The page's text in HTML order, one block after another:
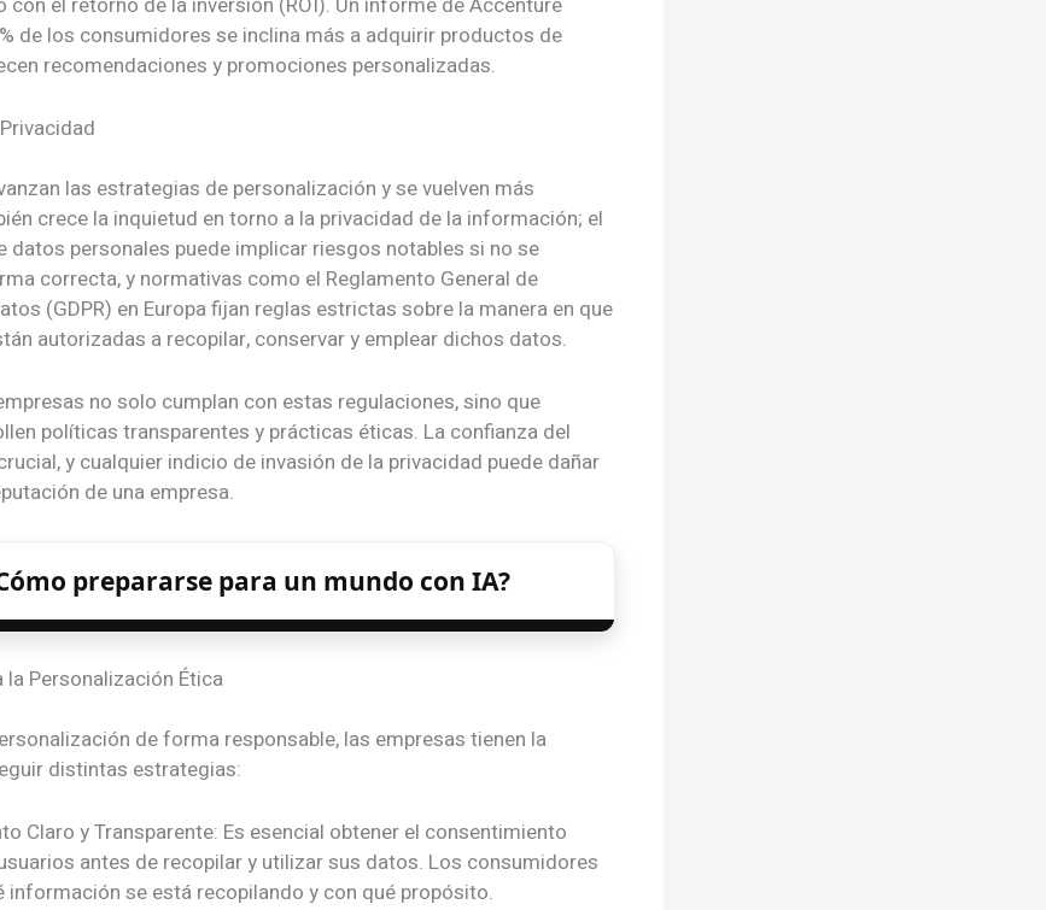
de los consumidores se inclina más a adquirir productos de
recomendaciones y promociones personalizadas.
las estrategias de personalización y se vuelven más
crece la inquietud en torno a la privacidad de la información; el
datos personales puede implicar riesgos notables si no se
correcta, y normativas como el Reglamento General de
(GDPR) en Europa fijan reglas estrictas sobre la manera en que
autorizadas a recopilar, conservar y emplear dichos datos.
no solo cumplan con estas regulaciones, sino que
políticas transparentes y prácticas éticas. La confianza del
y cualquier indicio de invasión de la privacidad puede dañar
de una empresa.
prepararse para un mundo con IA?
la Personalización Ética
de forma responsable, las empresas tienen la
distintas estrategias:
Claro y Transparente: Es esencial obtener el consentimiento
antes de recopilar y utilizar sus datos. Los consumidores
información se está recopilando y con qué propósito.